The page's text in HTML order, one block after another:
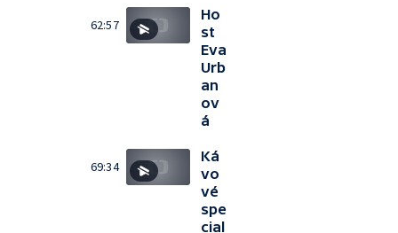
62:57
Ho
st
Eva
Urb
an
ov
á
69:34
Ká
vo
vé
spe
cial